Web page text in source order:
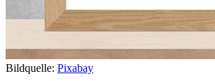
Bildquelle: Pixabay